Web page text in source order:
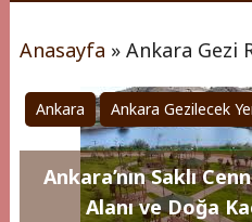
Anasayfa » Ankara Gezi
Ankara Ankara Gezilecek
Ankara’nın Saklı
Alanı ve Doğa